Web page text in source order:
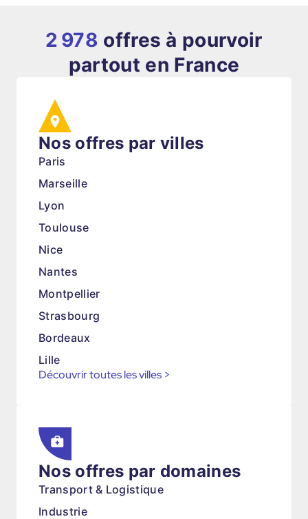
2 978 offres à pourvoir
partout en France
Nos offres par villes
Paris
Marseille
Lyon
Toulouse
Nice
Nantes
Montpellier
Strasbourg
Bordeaux
Lille
Découvrir toutes les villes >
Nos offres par domaines
Transport & Logistique
Industrie